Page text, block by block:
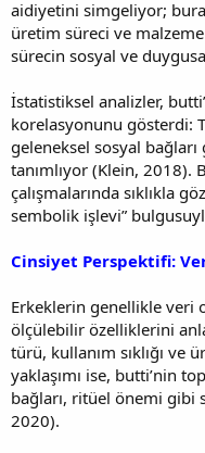
aidiyetini simgeliyor;
üretim süreci ve
sürecin sosyal ve
İstatistiksel analizler,
korelasyonunu gösterdi:
geleneksel sosyal
tanımlıyor (Klein,
çalışmalarında sıklıkla
sembolik işlevi”
Cinsiyet Perspektifi:
Erkeklerin genellikle veri
ölçülebilir özelliklerini
türü, kullanım sıklığı ve
yaklaşımı ise, butti’nin
bağları, ritüel önemi gibi
2020).